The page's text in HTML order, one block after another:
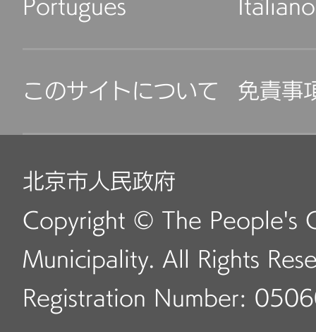
Português Italiano
このサイトについて 免責事
北京市人民政府
Copyright © The People's
Municipality. All Rights
Registration Number: